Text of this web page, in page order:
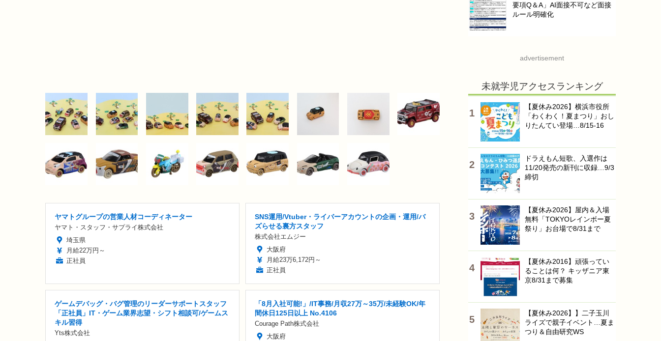
ヤマトグループの営業人材コーディネーター
ヤマト・スタッフ・サプライ株式会社
埼玉県
月給22万円～
正社員
SNS運用/Vtuber・ライバーアカウントの企画・運用/バ
ズらせる裏方スタッフ
株式会社エムジー
大阪府
月給23万6,172円～
正社員
ゲームデバッグ・バグ管理のリーダーサポートスタッフ
「正社員」IT・ゲーム業界志望・シフト相談可/ゲームス
キル習得
Yts株式会社
「8月入社可能!」/IT事務/月収27万～35万/未経験OK/年
間休日125日以上 No.4106
Courage Path株式会社
大阪府
要項Q＆A」AI面接不可など面接
ルール明確化
advertisement
未就学児アクセスランキング
【夏休み2026】横浜市役所
「わくわく！夏まつり」おし
りたんてい登場…8/15-16
ドラえもん短歌、入選作は
11/20発売の新刊に収録…9/3
締切
【夏休み2026】屋内＆入場
無料「TOKYOレインボー夏
祭り」お台場で8/31まで
【夏休み2016】頑張ってい
ることは何？ キッザニア東
京8/31まで募集
【夏休み2026】】二子玉川
ライズで親子イベント…夏ま
つり＆自由研究WS